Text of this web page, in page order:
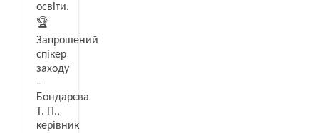
освіти.
🏆
Запрошений
спікер
заходу
–
Бондарєва
Т. П.,
керівник